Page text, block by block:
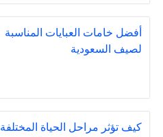
أفضل خامات العبايات المناسبة
لصيف السعودية
كيف تؤثر مراحل الحياة المختلفة